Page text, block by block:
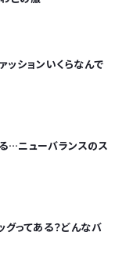
ッションいくらなんで
…ニューバランスのス
グってある？どんなバ